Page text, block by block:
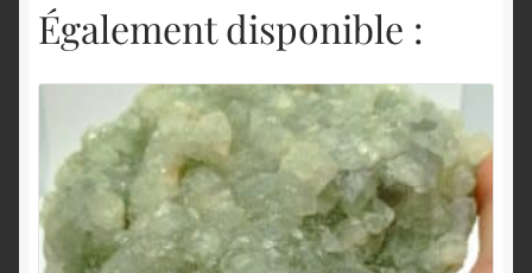
Également disponible :